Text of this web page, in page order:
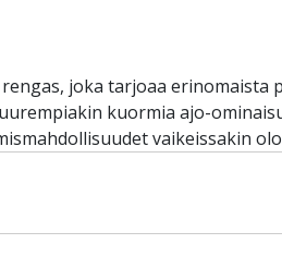
joka tarjoaa
kuormia ajo-
vaikeissakin